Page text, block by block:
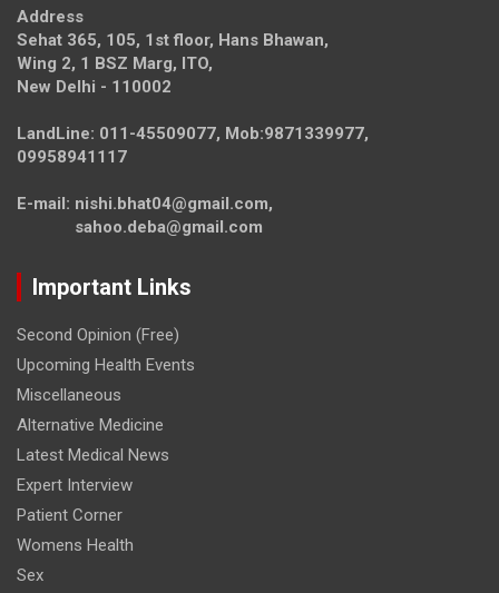
Address
Sehat 365, 105, 1st floor, Hans Bhawan,
Wing 2, 1 BSZ Marg, ITO,
New Delhi - 110002
LandLine: 011-45509077, Mob:9871339977,
09958941117
E-mail: nishi.bhat04@gmail.com,
sahoo.deba@gmail.com
Important Links
Second Opinion (Free)
Upcoming Health Events
Miscellaneous
Alternative Medicine
Latest Medical News
Expert Interview
Patient Corner
Womens Health
Sex